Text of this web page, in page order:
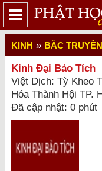
KINH » BẮC TRUYỀN
Kinh Đại Bảo Tích
Việt Dịch: Tỳ Kheo
Hóa Thành Hội TP.
Đã cập nhật: 0 phút